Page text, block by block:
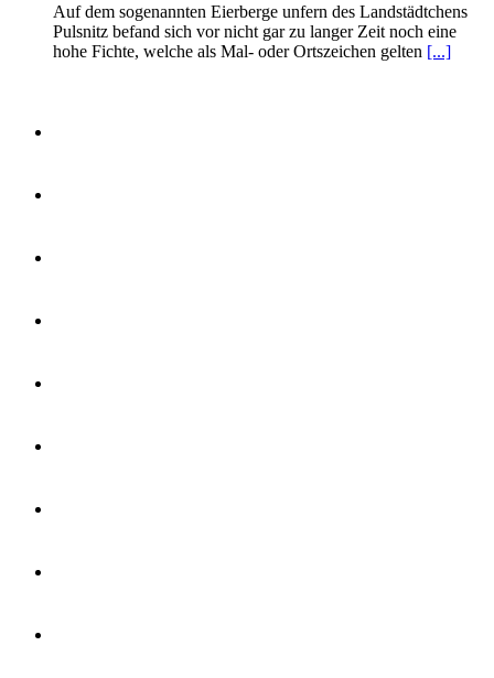
Auf dem sogenannten Eierberge unfern des Landstädtchens
Pulsnitz befand sich vor nicht gar zu langer Zeit noch eine
hohe Fichte, welche als Mal- oder Ortszeichen gelten [...]